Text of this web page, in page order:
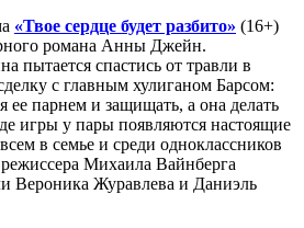
«Твое сердце будет разбито» (16+)
романа Анны Джейн.
пытается спастись от травли в
с главным хулиганом Барсом:
ее парнем и защищать, а она делать
игры у пары появляются настоящие
в семье и среди одноклассников
Михаила Вайнберга
Вероника Журавлева и Даниэль